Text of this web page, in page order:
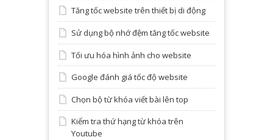
Tăng tốc website trên thiết bị di động
Sử dụng bộ nhớ đệm tăng tốc website
Tối ưu hóa hình ảnh cho website
Google đánh giá tốc độ website
Chọn bộ từ khóa viết bài lên top
Kiểm tra thứ hạng từ khóa trên
Youtube